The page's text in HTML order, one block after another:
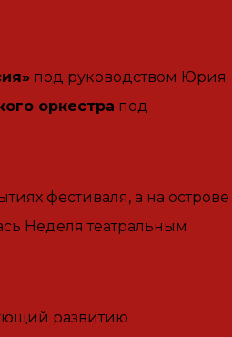
под руководством Юрия
оркестра под
фестиваля, а на острове
Неделя театральным
развитию